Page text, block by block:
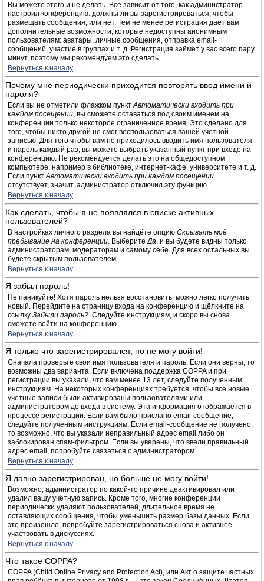
Вы можете этого и не делать. Всё зависит от того, как администратор
настроил конференцию: должны ли вы зарегистрироваться, чтобы
размещать сообщения, или нет. Тем не менее регистрация даёт вам
дополнительные возможности, которые недоступны анонимным
пользователям: аватары, личные сообщения, отправка email-
сообщений, участие в группах и т. д. Регистрация займёт у вас всего пару
минут, поэтому мы рекомендуем это сделать.
Вернуться к началу
Почему мне периодически приходится повторять ввод имени и
пароля?
Если вы не отметили флажком пунктАвтоматически входить при
каждом посещении, вы сможете оставаться под своим именем на
конференции только некоторое ограниченное время. Это сделано для
того, чтобы никто другой не смог воспользоваться вашей учётной
записью. Для того чтобы вам не приходилось вводить имя пользователя
и пароль каждый раз, вы можете выбрать указанный пункт при входе на
конференцию. Не рекомендуется делать это на общедоступном
компьютере, например в библиотеке, интернет-кафе, университете и т. д.
Если пунктАвтоматически входить при каждом посещении
отсутствует, значит, администратор отключил эту функцию.
Вернуться к началу
Как сделать, чтобы я не появлялся в списке активных
пользователей?
В настройках личного раздела вы найдёте опцию Скрывать моё
пребывание на конференции. ВыберитеДа, и вы будете видны только
администраторам, модераторам и самому себе. Для всех остальных вы
будете скрытым пользователем.
Вернуться к началу
Я забыл пароль!
Не паникуйте! Хотя пароль нельзя восстановить, можно легко получить
новый. Перейдите на страницу входа на конференцию и щёлкните на
ссылку Забыли пароль?. Следуйте инструкциям, и скоро вы снова
сможете войти на конференцию.
Вернуться к началу
Я только что зарегистрировался, но не могу войти!
Сначала проверьте свои имя пользователя и пароль. Если они верны, то
возможны два варианта. Если включена поддержка COPPA и при
регистрации вы указали, что вам менее 13 лет, следуйте полученным
инструкциям. На некоторых конференциях требуется, чтобы все новые
учётные записи были активированы пользователями или
администратором до входа в систему. Эта информация отображается в
процессе регистрации. Если вам было прислано email-сообщение,
следуйте полученным инструкциям. Если email-сообщение не получено,
то возможно, что вы указали неправильный адрес email либо он
заблокирован спам-фильтром. Если вы уверены, что ввели правильный
адрес email, попробуйте связаться с администратором.
Вернуться к началу
Я давно зарегистрирован, но больше не могу войти!
Возможно, администратор по какой-то причине деактивировал или
удалил вашу учётную запись. Кроме того, многие конференции
периодически удаляют пользователей, длительное время не
оставляющих сообщения, чтобы уменьшить размер базы данных. Если
это произошло, попробуйте зарегистрироваться снова и активнее
участвовать в дискуссиях.
Вернуться к началу
Что такое COPPA?
COPPA (Child Online Privacy and Protection Act), или Акт о защите частных